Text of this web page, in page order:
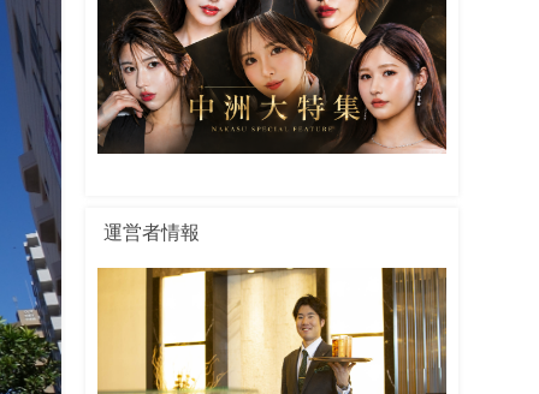
運営者情報